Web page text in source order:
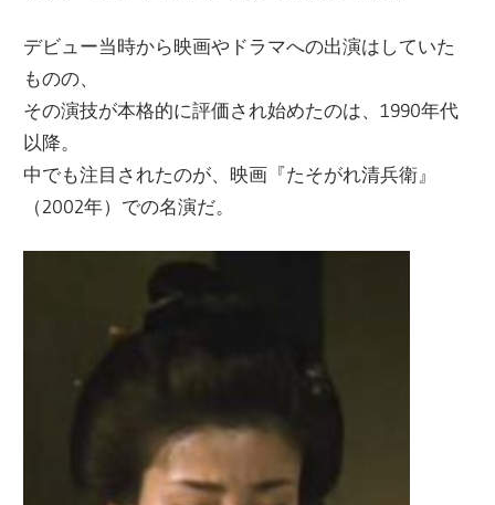
デビュー当時から映画やドラマへの出演はしていた
ものの、
その演技が本格的に評価され始めたのは、1990年代
以降。
中でも注目されたのが、映画『たそがれ清兵衛』
（2002年）での名演だ。